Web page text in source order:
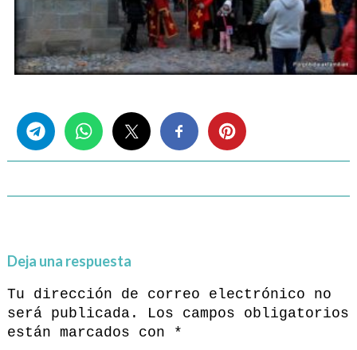
Deja una respuesta
Tu dirección de correo electrónico no
será publicada.
Los campos obligatorios
están marcados con
*